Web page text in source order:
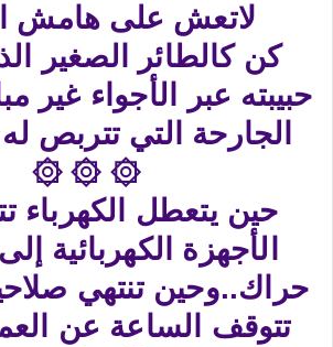
لاتعش على هامش
كن كالطائر الصغير
حبيبته عبر الأجواء غير
الجارحة التي تتربص
۞ ۞ ۞
حين يتعطل الكهرباء
الأجهزة الكهربائية
حراك..وحين تنتهي
تتوقف الساعة عن